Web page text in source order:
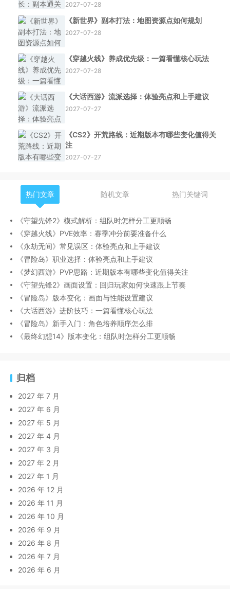
2027-07-28
《新世界》副本打法：地图资源点如何规划
2027-07-28
《穿越火线》养成优先级：一篇看懂核心玩法
2027-07-28
《大话西游》流派选择：体验亮点和上手建议
2027-07-27
《CS2》开荒路线：近期版本有哪些变化值得关
注
2027-07-27
热门文章 随机文章 热门关键词
《守望先锋2》模式解析：组队时怎样分工更顺畅
《穿越火线》PVE效率：赛季冲分前要准备什么
《永劫无间》常见误区：体验亮点和上手建议
《冒险岛》职业选择：体验亮点和上手建议
《梦幻西游》PVP思路：近期版本有哪些变化值得关注
《守望先锋2》画面设置：回归玩家如何快速跟上节奏
《冒险岛》版本变化：画面与性能设置建议
《大话西游》进阶技巧：一篇看懂核心玩法
《冒险岛》新手入门：角色培养顺序怎么排
《最终幻想14》版本变化：组队时怎样分工更顺畅
归档
2027 年 7 月
2027 年 6 月
2027 年 5 月
2027 年 4 月
2027 年 3 月
2027 年 2 月
2027 年 1 月
2026 年 12 月
2026 年 11 月
2026 年 10 月
2026 年 9 月
2026 年 8 月
2026 年 7 月
2026 年 6 月